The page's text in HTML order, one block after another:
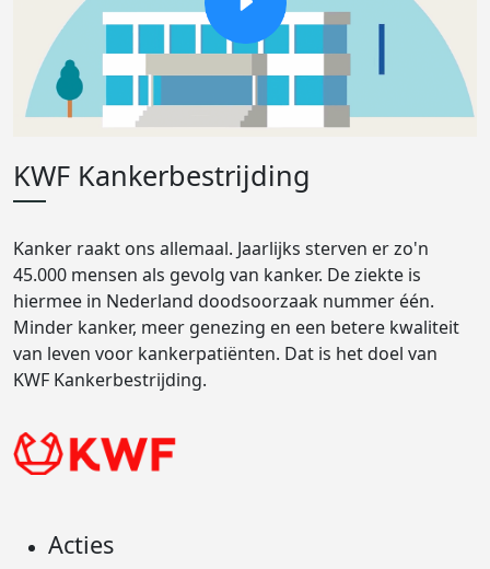
KWF Kankerbestrijding
Kanker raakt ons allemaal. Jaarlijks sterven er zo'n
45.000 mensen als gevolg van kanker. De ziekte is
hiermee in Nederland doodsoorzaak nummer één.
Minder kanker, meer genezing en een betere kwaliteit
van leven voor kankerpatiënten. Dat is het doel van
KWF Kankerbestrijding.
Acties